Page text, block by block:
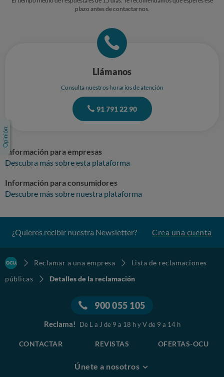
plazo antes de contactarnos.
Llámanos
Consulta nuestros horarios de atención
91 791 22 90
Información para empresas
Descubra más sobre esta plataforma
Información para consumidores
Descubre más sobre nuestra plataforma
¿Quieres recibir nuestra Newsletter? Crea una cuenta
Reclamar a una empresa
Lista de reclamaciones
públicas
Detalles de la reclamación
900 055 105
Reclama! De L a J de 9 a 18 h y V de 9 a 14 h
CONTACTAR REVISTAS OFERTAS-OCU
Únete a nosotros